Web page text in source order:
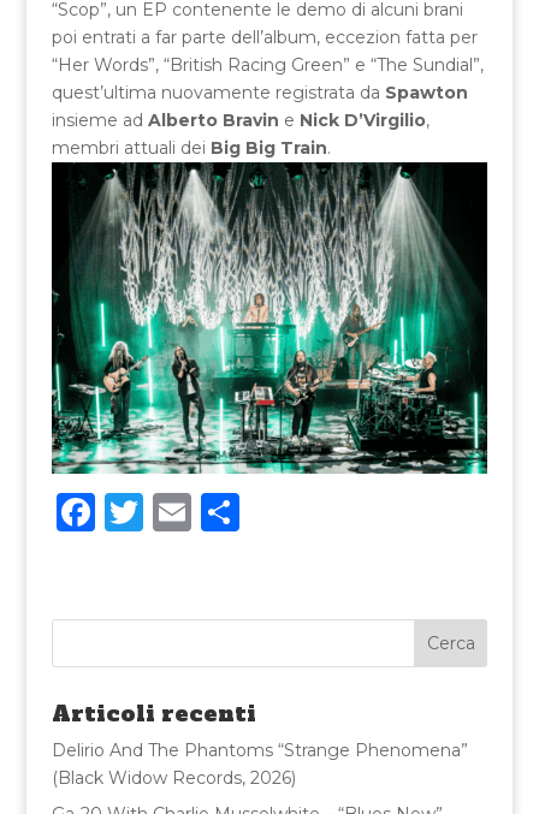
“Scop”, un EP contenente le demo di alcuni brani
poi entrati a far parte dell’album, eccezion fatta per
“Her Words”, “British Racing Green” e “The Sundial”,
quest’ultima nuovamente registrata da Spawton
insieme ad Alberto Bravin e Nick D’Virgilio,
membri attuali dei Big Big Train.
F
e
b
o
o
k
T
te
r
E
l
C
di
vi
di
Articoli recenti
Delirio And The Phantoms “Strange Phenomena”
(Black Widow Records, 2026)